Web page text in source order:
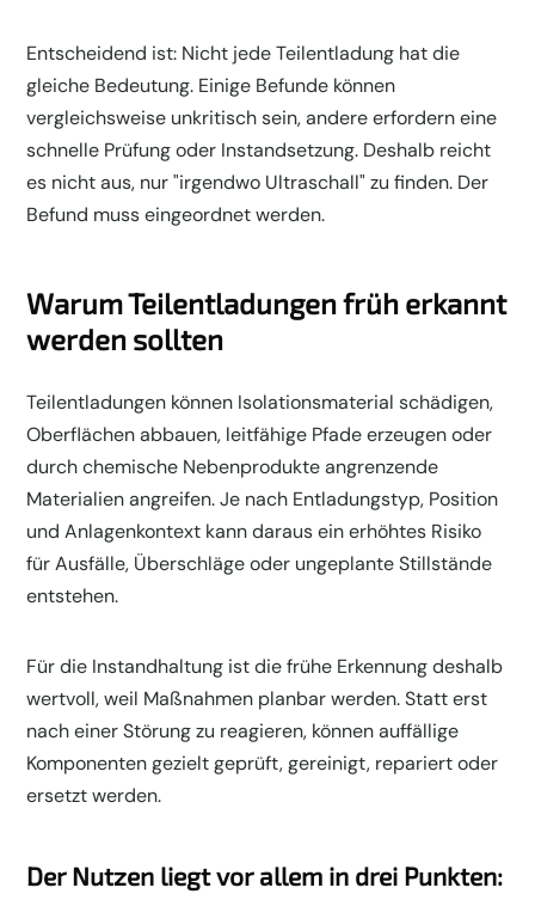
Entscheidend ist: Nicht jede Teilentladung hat die
gleiche Bedeutung. Einige Befunde können
vergleichsweise unkritisch sein, andere erfordern eine
schnelle Prüfung oder Instandsetzung. Deshalb reicht
es nicht aus, nur "irgendwo Ultraschall" zu finden. Der
Befund muss eingeordnet werden.
Warum Teilentladungen früh erkannt
werden sollten
Teilentladungen können Isolationsmaterial schädigen,
Oberflächen abbauen, leitfähige Pfade erzeugen oder
durch chemische Nebenprodukte angrenzende
Materialien angreifen. Je nach Entladungstyp, Position
und Anlagenkontext kann daraus ein erhöhtes Risiko
für Ausfälle, Überschläge oder ungeplante Stillstände
entstehen.
Für die Instandhaltung ist die frühe Erkennung deshalb
wertvoll, weil Maßnahmen planbar werden. Statt erst
nach einer Störung zu reagieren, können auffällige
Komponenten gezielt geprüft, gereinigt, repariert oder
ersetzt werden.
Der Nutzen liegt vor allem in drei Punkten: